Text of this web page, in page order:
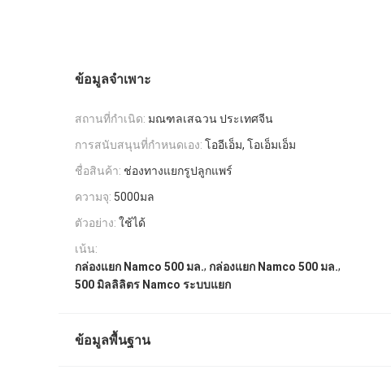
ข้อมูลจำเพาะ
สถานที่กำเนิด: มณฑลเสฉวน ประเทศจีน
การสนับสนุนที่กําหนดเอง: โออีเอ็ม, โอเอ็มเอ็ม
ชื่อสินค้า: ช่องทางแยกรูปลูกแพร์
ความจุ: 5000มล
ตัวอย่าง: ใช้ได้
เน้น:
กล่องแยก Namco 500 มล., กล่องแยก Namco 500 มล.,
500 มิลลิลิตร Namco ระบบแยก
ข้อมูลพื้นฐาน